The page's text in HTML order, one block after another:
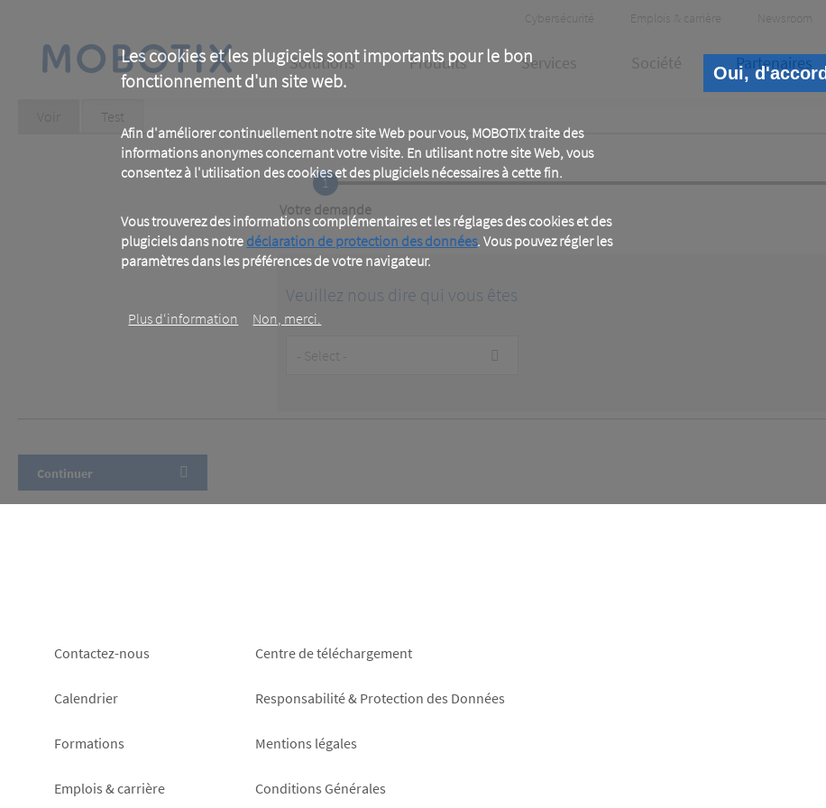
Les cookies et les plugiciels sont importants pour le bon
fonctionnement d'un site web.
Afin d'améliorer continuellement notre site Web pour vous, MOBOTIX traite des
informations anonymes concernant votre visite. En utilisant notre site Web, vous
consentez à l'utilisation des cookies et des plugiciels nécessaires à cette fin.
Vous trouverez des informations complémentaires et les réglages des cookies et des
plugiciels dans notre déclaration de protection des données. Vous pouvez régler les
paramètres dans les préférences de votre navigateur.
Plus d‘information Non, merci.
Oui, d'accord
content
Header
Meta
Cybersécurité Emplois & carrière Newsroom
Main
navigation
Solutions Produits Services Société Partenaires
Primary
Voir Test
1
Current
Votre demande
Veuillez nous dire qui vous êtes
Type
Footer
left
Contactez-nous
Calendrier
Formations
Emplois & carrière
Footer
right
Centre de téléchargement
Responsabilité & Protection des Données
Mentions légales
Conditions Générales